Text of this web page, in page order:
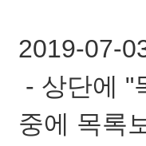
2019-07-
- 상단에 "
중에 목록